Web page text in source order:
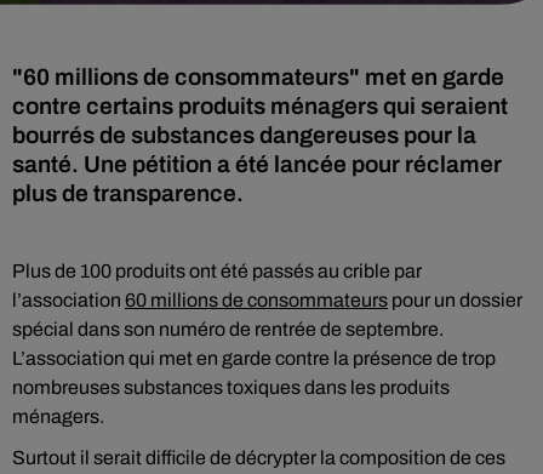
"60 millions de consommateurs" met en garde
contre certains produits ménagers qui seraient
bourrés de substances dangereuses pour la
santé. Une pétition a été lancée pour réclamer
plus de transparence.
Plus de 100 produits ont été passés au crible par
l’association 60 millions de consommateurs pour un dossier
spécial dans son numéro de rentrée de septembre.
L’association qui met en garde contre la présence de trop
nombreuses substances toxiques dans les produits
ménagers.
Surtout il serait difficile de décrypter la composition de ces